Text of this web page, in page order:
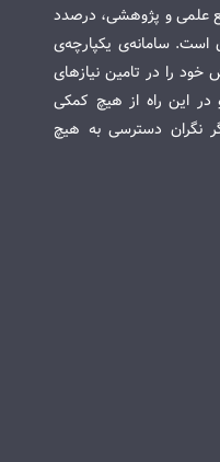
علمی و پژوهشی، درصدد
است. سامانه‌ی یکپارچه‌ی
خود را در تامین نیازهای
این راه از هیچ کمکی
نگران دسترسی به هیچ